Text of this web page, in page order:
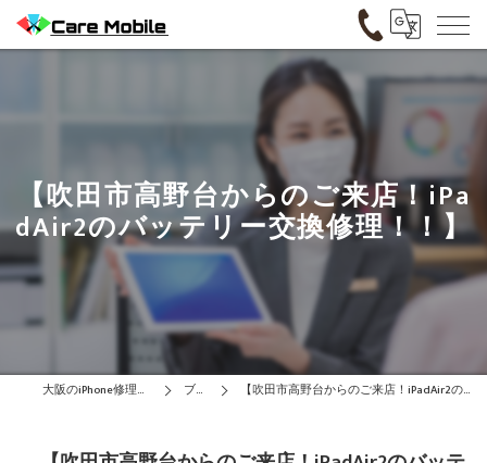
【吹田市高野台からのご来店！iPa
dAir2のバッテリー交換修理！！】
大阪のiPhone修理はCare Mobile ブログ 【吹田市高野台からのご来店！iPadAir2のバッテリー交換修理！！】